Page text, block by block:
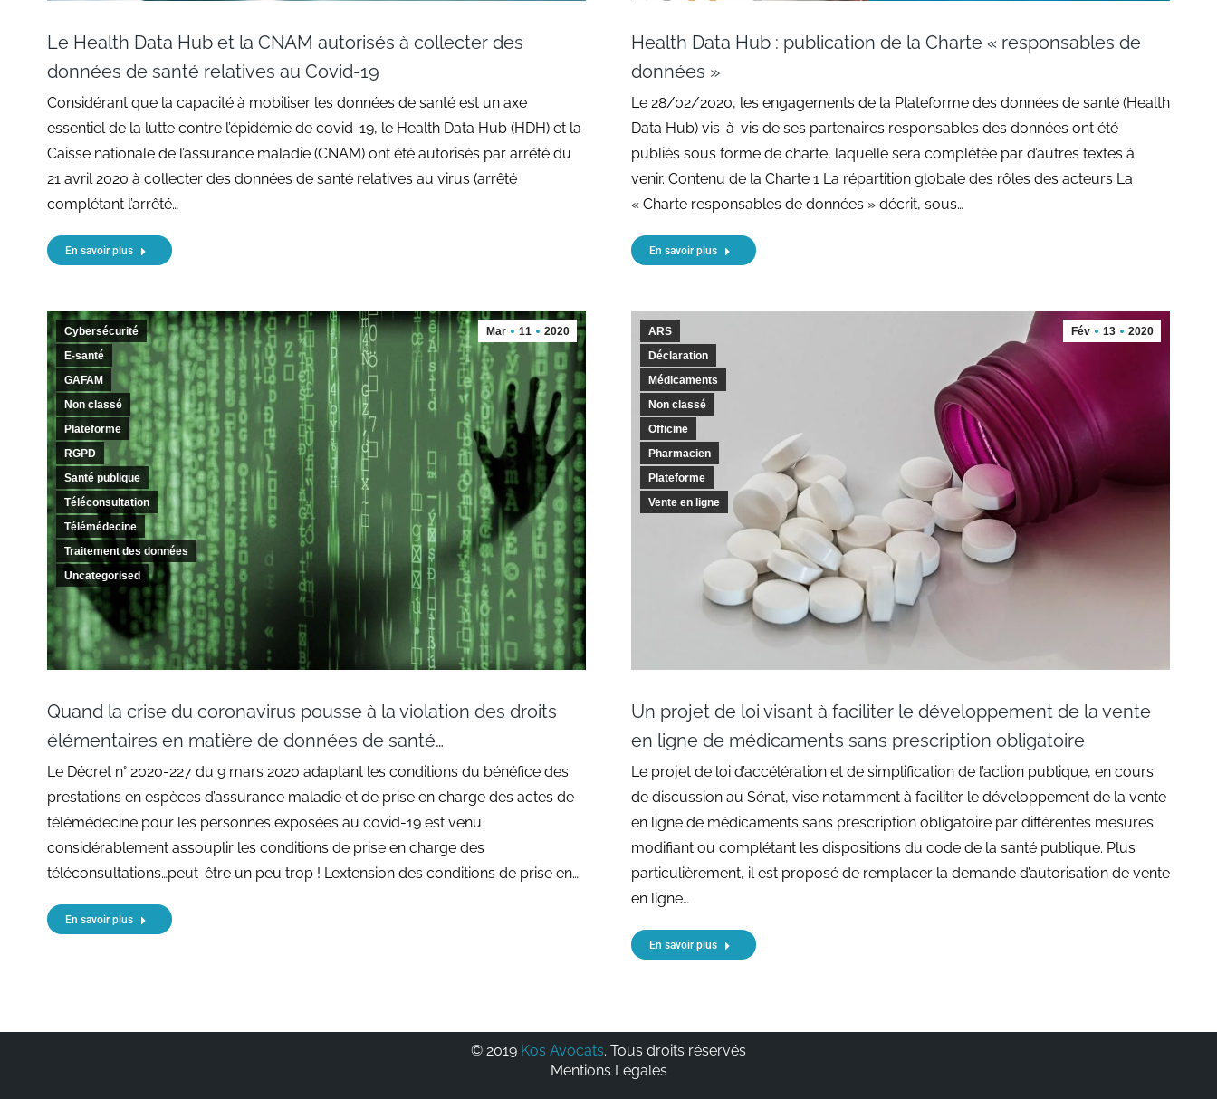
Le Health Data Hub et la CNAM autorisés à collecter des
données de santé relatives au Covid-19
Considérant que la capacité à mobiliser les données de santé est un axe
essentiel de la lutte contre l’épidémie de covid-19, le Health Data Hub (HDH) et la
Caisse nationale de l’assurance maladie (CNAM) ont été autorisés par arrêté du
21 avril 2020 à collecter des données de santé relatives au virus (arrêté
complétant l’arrêté…
En savoir plus
Health Data Hub : publication de la Charte « responsables de
données »
Le 28/02/2020, les engagements de la Plateforme des données de santé (Health
Data Hub) vis-à-vis de ses partenaires responsables des données ont été
publiés sous forme de charte, laquelle sera complétée par d’autres textes à
venir. Contenu de la Charte 1 La répartition globale des rôles des acteurs La
« Charte responsables de données » décrit, sous…
En savoir plus
Mar 11 2020
Cybersécurité
E-santé
GAFAM
Non classé
Plateforme
RGPD
Santé publique
Téléconsultation
Télémédecine
Traitement des données
Uncategorised
Quand la crise du coronavirus pousse à la violation des droits
élémentaires en matière de données de santé…
Le Décret n° 2020-227 du 9 mars 2020 adaptant les conditions du bénéfice des
prestations en espèces d’assurance maladie et de prise en charge des actes de
télémédecine pour les personnes exposées au covid-19 est venu
considérablement assouplir les conditions de prise en charge des
téléconsultations…peut-être un peu trop ! L’extension des conditions de prise en…
En savoir plus
Fév 13 2020
ARS
Déclaration
Médicaments
Non classé
Officine
Pharmacien
Plateforme
Vente en ligne
Un projet de loi visant à faciliter le développement de la vente
en ligne de médicaments sans prescription obligatoire
Le projet de loi d’accélération et de simplification de l’action publique, en cours
de discussion au Sénat, vise notamment à faciliter le développement de la vente
en ligne de médicaments sans prescription obligatoire par différentes mesures
modifiant ou complétant les dispositions du code de la santé publique. Plus
particulièrement, il est proposé de remplacer la demande d’autorisation de vente
en ligne…
En savoir plus
© 2019 Kos Avocats. Tous droits réservés
Mentions Légales